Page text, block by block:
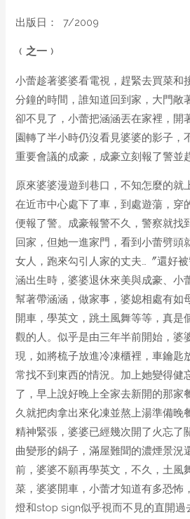
出版日： 7/2009
﹙之一﹚
小蕾趁著婆婆看電視，趕緊去買菜和
分鐘的時間，誰知道回到家，大門敞
卻不見了，小蕾把涵涵丟在家裡，開
園轉了半小時仍沒看見婆婆的影子，
重要會議的成豪，成豪立刻報了警並
原來婆婆漫遊到巷口，不知怎麼的就
在近市中心處下了車，到處遊蕩，穿
便報了警。成豪報警不久，警察就找
回家，但她一進家門，看到小蕾劈頭
女人，跑來勾引人家的丈夫…〞還好
涵出生時，婆婆退休來美與成豪、小
幫著帶涵涵，做家事，婆媳相處有如
開車，學英文，跳土風舞等等，真是
觀的人。似乎是由三年半前開始，婆
現，如將梳子放進冷凍櫃裡，車鑰匙
常找不到東西的情況。加上她變得健
了，早上說好晚上全家去新開的那家
久就把肉拿出來化凍並熬上湯準備晚
精神緊張，婆婆已經幾次開了火忘了
曲變形的鍋子，滿屋難聞的濃煙景況
前，婆婆不願再學英文，不久，土風
菜，婆婆開車，小蕾才知道有多恐怖
燈和stop sign似乎視而不見的直開過